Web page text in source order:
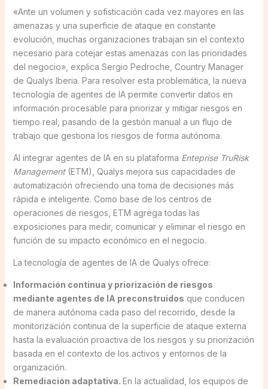
«Ante un volumen y sofisticación cada vez mayores en las
amenazas y una superficie de ataque en constante
evolución, muchas organizaciones trabajan sin el contexto
necesario para cotejar estas amenazas con las prioridades
del negocio», explica Sergio Pedroche, Country Manager
de Qualys Iberia. Para resolver esta problemática, la nueva
tecnología de agentes de IA permite convertir datos en
información procesable para priorizar y mitigar riesgos en
tiempo real, pasando de la gestión manual a un flujo de
trabajo que gestiona los riesgos de forma autónoma.
Al integrar agentes de IA en su plataforma Enteprise TruRisk
Management(ETM), Qualys mejora sus capacidades de
automatización ofreciendo una toma de decisiones más
rápida e inteligente. Como base de los centros de
operaciones de riesgos, ETM agrega todas las
exposiciones para medir, comunicar y eliminar el riesgo en
función de su impacto económico en el negocio.
La tecnología de agentes de IA de Qualys ofrece:
Información continua y priorización de riesgos
mediante agentes de IA preconstruidos que conducen
de manera autónoma cada paso del recorrido, desde la
monitorización continua de la superficie de ataque externa
hasta la evaluación proactiva de los riesgos y su priorización
basada en el contexto de los activos y entornos de la
organización.
Remediación adaptativa. En la actualidad, los equipos de